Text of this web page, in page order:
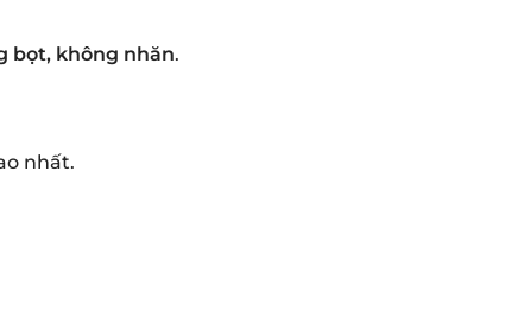
bọt, không nhăn.
nhất.